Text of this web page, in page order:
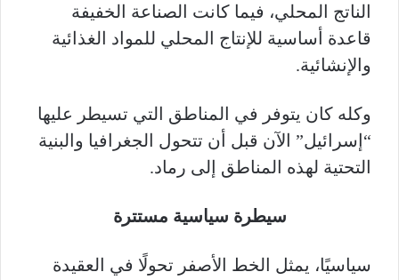
الناتج المحلي، فيما كانت الصناعة الخفيفة
قاعدة أساسية للإنتاج المحلي للمواد الغذائية
والإنشائية.
وكله كان يتوفر في المناطق التي تسيطر عليها
“إسرائيل” الآن قبل أن تتحول الجغرافيا والبنية
التحتية لهذه المناطق إلى رماد.
سيطرة سياسية مستترة
سياسيًا، يمثل الخط الأصفر تحولًا في العقيدة